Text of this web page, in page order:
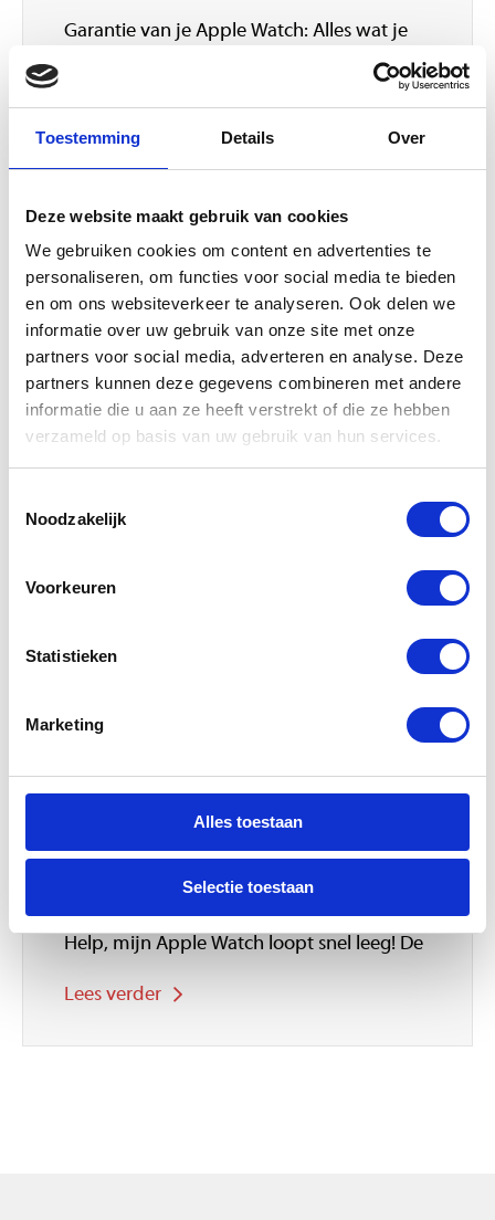
Toestemming Details Over
Deze website maakt gebruik van cookies
We gebruiken cookies om content en advertenties te
personaliseren, om functies voor social media te bieden
en om ons websiteverkeer te analyseren. Ook delen we
informatie over uw gebruik van onze site met onze
partners voor social media, adverteren en analyse. Deze
partners kunnen deze gegevens combineren met andere
informatie die u aan ze heeft verstrekt of die ze hebben
verzameld op basis van uw gebruik van hun services.
Noodzakelijk
Voorkeuren
Statistieken
Marketing
Alles toestaan
Selectie toestaan
Garantie van je Apple Watch: Alles wat je
Apple Watch Series 5
Apple Watch
Loopt jouw Apple Watch
snel leeg?
Help, mijn Apple Watch loopt snel leeg! De
Lees verder